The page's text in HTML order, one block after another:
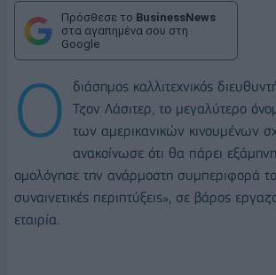
Πρόσθεσε το BusinessNews
στα αγαπημένα σου στη
Google
Ο
διάσημος καλλιτεχνικός
Τζον Λάσιτερ, το μεγαλύτερο
των αμερικανικών κινουμένων
ανακοίνωσε ότι θα πάρει
ομολόγησε την ανάρμοστη συμπεριφορά
συναινετικές περιπτύξεις», σε βάρος
εταιρία.